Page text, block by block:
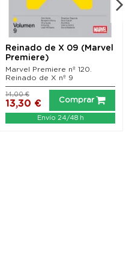
Reinado de X 09 (Marvel
Premiere)
Marvel Premiere nº 120.
Reinado de X nº 9
13,30 €
14,00 €
Comprar
Envío 24/48 h